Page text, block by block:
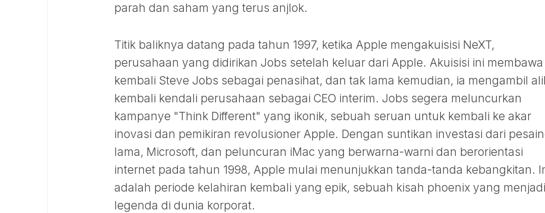
parah dan saham yang terus anjlok.
Titik baliknya datang pada tahun 1997, ketika Apple mengakuisisi NeXT,
perusahaan yang didirikan Jobs setelah keluar dari Apple. Akuisisi ini membawa
kembali Steve Jobs sebagai penasihat, dan tak lama kemudian, ia mengambil
kembali kendali perusahaan sebagai CEO interim. Jobs segera meluncurkan
kampanye "Think Different" yang ikonik, sebuah seruan untuk kembali ke akar
inovasi dan pemikiran revolusioner Apple. Dengan suntikan investasi dari
lama, Microsoft, dan peluncuran iMac yang berwarna-warni dan berorientasi
internet pada tahun 1998, Apple mulai menunjukkan tanda-tanda kebangkitan.
adalah periode kelahiran kembali yang epik, sebuah kisah phoenix yang menjadi
legenda di dunia korporat.